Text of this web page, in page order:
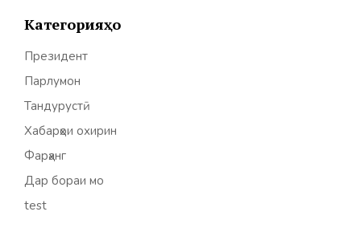
Категорияҳо
Президент
Парлумон
Тандурустӣ
Хабарҳои охирин
Фарҳанг
Дар бораи мо
test